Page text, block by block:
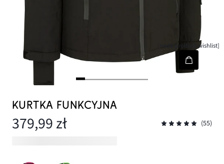
[node-product-wishlist]
KURTKA FUNKCYJNA
379,99 zł (55)